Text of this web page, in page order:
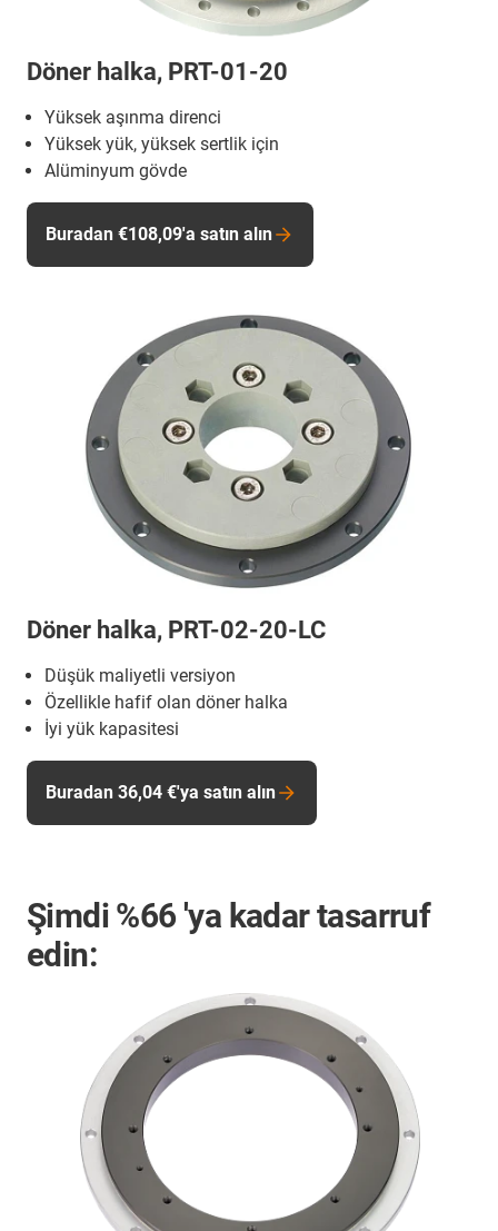
Döner halka, PRT-01-20
Yüksek aşınma direnci
Yüksek yük, yüksek sertlik için
Alüminyum gövde
Buradan €108,09'a satın alın
Döner halka, PRT-02-20-LC
Düşük maliyetli versiyon
Özellikle hafif olan döner halka
İyi yük kapasitesi
Buradan 36,04 €'ya satın alın
Şimdi %66'ya kadar tasarruf
edin: